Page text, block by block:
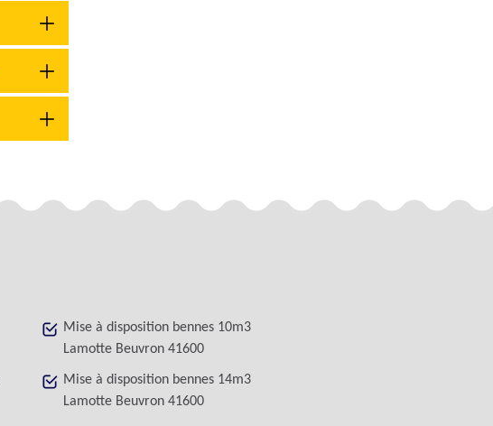
Mise à disposition bennes 10m3
Lamotte Beuvron 41600
Mise à disposition bennes 14m3
Lamotte Beuvron 41600